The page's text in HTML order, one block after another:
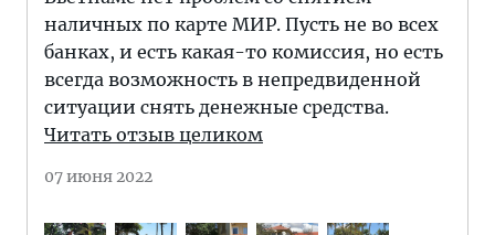
наличных по карте МИР. Пусть не во всех
банках, и есть какая-то комиссия, но есть
всегда возможность в непредвиденной
ситуации снять денежные средства.
Читать отзыв целиком
07 июня 2022